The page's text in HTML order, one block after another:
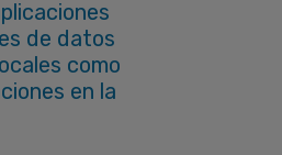
de datos
como
en la